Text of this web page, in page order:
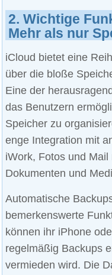
2. Wichtige
Mehr als nur
iCloud bietet eine
über die bloße
Eine der
das Benutzern
Speicher zu
enge Integration mit
iWork, Fotos und
Dokumenten und
Automatische
bemerkenswerte
können ihr iPhone
regelmäßig Backups
vermieden wird. Die